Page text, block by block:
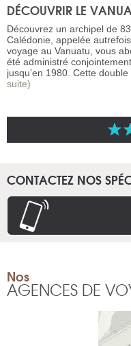
DÉCOUVRIR LE
Découvrez un archipel de
Calédonie, appelée
voyage au Vanuatu, vous
été administré
jusqu’en 1980. Cette
suite)
CONTACTEZ NOS
Nos
AGENCES DE